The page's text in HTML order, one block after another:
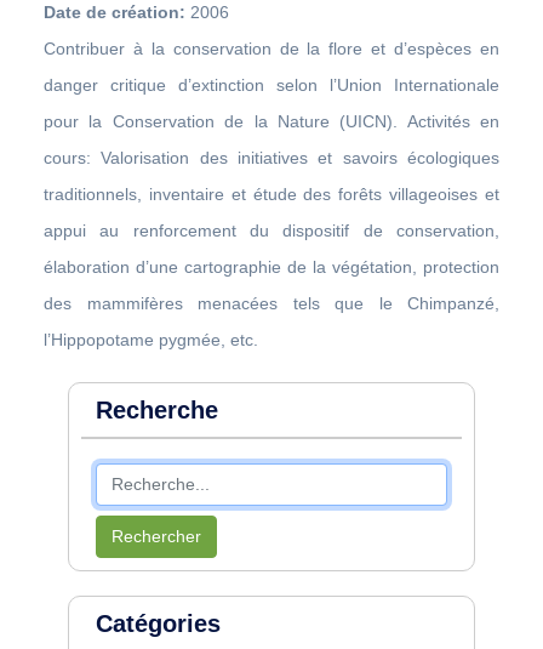
Date de création: 2006
Contribuer à la conservation de la flore et d’espèces en
danger critique d’extinction selon l’Union Internationale
pour la Conservation de la Nature (UICN). Activités en
cours: Valorisation des initiatives et savoirs écologiques
traditionnels, inventaire et étude des forêts villageoises et
appui au renforcement du dispositif de conservation,
élaboration d’une cartographie de la végétation, protection
des mammifères menacées tels que le Chimpanzé,
l’Hippopotame pygmée, etc.
Recherche
Rechercher
Catégories